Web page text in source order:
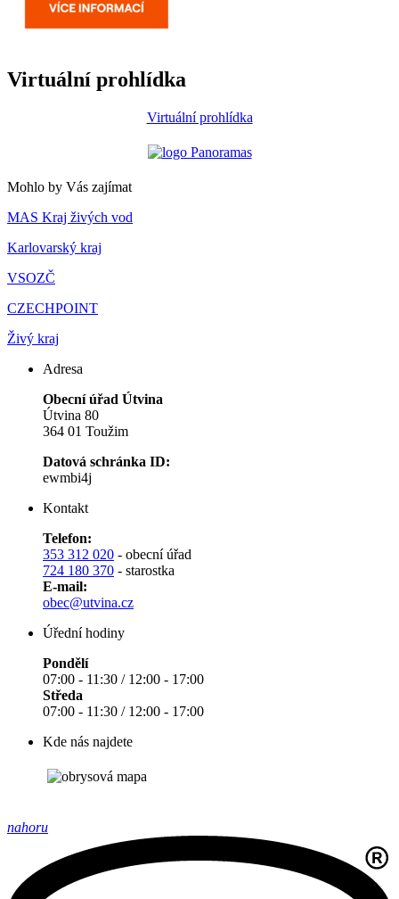
Virtuální prohlídka
Virtuální prohlídka
Mohlo by Vás zajímat
MAS Kraj živých vod
Karlovarský kraj
VSOZČ
CZECHPOINT
Živý kraj
Adresa
Obecní úřad Útvina
Útvina 80
364 01 Toužim
Datová schránka ID:
ewmbi4j
Kontakt
Telefon:
353 312 020 - obecní úřad
724 180 370 - starostka
E-mail:
obec@utvina.cz
Úřední hodiny
Pondělí
07:00 - 11:30 / 12:00 - 17:00
Středa
07:00 - 11:30 / 12:00 - 17:00
Kde nás najdete
nahoru